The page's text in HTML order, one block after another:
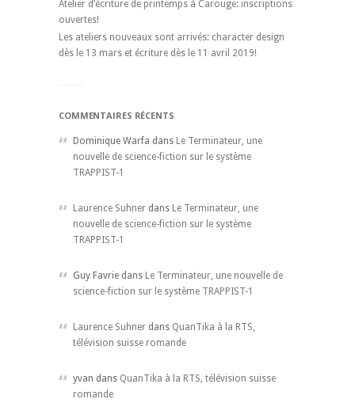
Atelier d’écriture de printemps à Carouge: inscriptions
ouvertes!
Les ateliers nouveaux sont arrivés: character design
dès le 13 mars et écriture dès le 11 avril 2019!
COMMENTAIRES RÉCENTS
Dominique Warfa dans Le Terminateur, une
nouvelle de science-fiction sur le système
TRAPPIST-1
Laurence Suhner dans Le Terminateur, une
nouvelle de science-fiction sur le système
TRAPPIST-1
Guy Favrie dans Le Terminateur, une nouvelle de
science-fiction sur le système TRAPPIST-1
Laurence Suhner dans QuanTika à la RTS,
télévision suisse romande
yvan dans QuanTika à la RTS, télévision suisse
romande